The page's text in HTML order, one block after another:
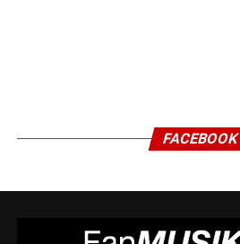
FACEBOOK